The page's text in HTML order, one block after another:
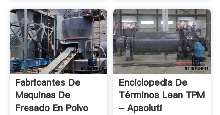
Fabricantes De
Maquinas De
Fresado En Polvo
Enciclopedia De
Términos Lean TPM
- Apsoluti